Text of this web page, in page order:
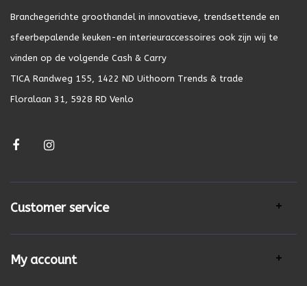
Branchegerichte groothandel in innovatieve, trendsettende en
sfeerbepalende keuken-en interieuraccessoires ook zijn wij te
vinden op de volgende Cash & Carry
TICA Randweg 155, 1422 ND Uithoorn Trends & trade
Floralaan 31, 5928 RD Venlo
Customer service
My account